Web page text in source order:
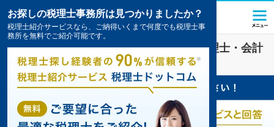
伊勢上野駅(三重県)の資金調達を扱う税理士・会計
事務所の一覧
お探しの税理士事務所は見つかりましたか？
税理士紹介サービスなら、ご納得いくまで何度でも税理士事
務所を無料でご紹介可能です。